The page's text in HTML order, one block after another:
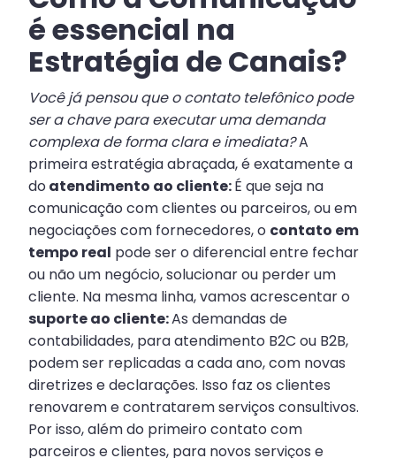
é essencial na
Estratégia de Canais?
Você já pensou que o contato telefônico pode
ser a chave para executar uma demanda
complexa de forma clara e imediata?A
primeira estratégia abraçada, é exatamente a
do atendimento ao cliente:É que seja na
comunicação com clientes ou parceiros, ou em
negociações com fornecedores, o contato em
tempo real pode ser o diferencial entre fechar
ou não um negócio, solucionar ou perder um
cliente. Na mesma linha, vamos acrescentar o
suporte ao cliente:As demandas de
contabilidades, para atendimento B2C ou B2B,
podem ser replicadas a cada ano, com novas
diretrizes e declarações. Isso faz os clientes
renovarem e contratarem serviços consultivos.
Por isso, além do primeiro contato com
parceiros e clientes, para novos serviços e